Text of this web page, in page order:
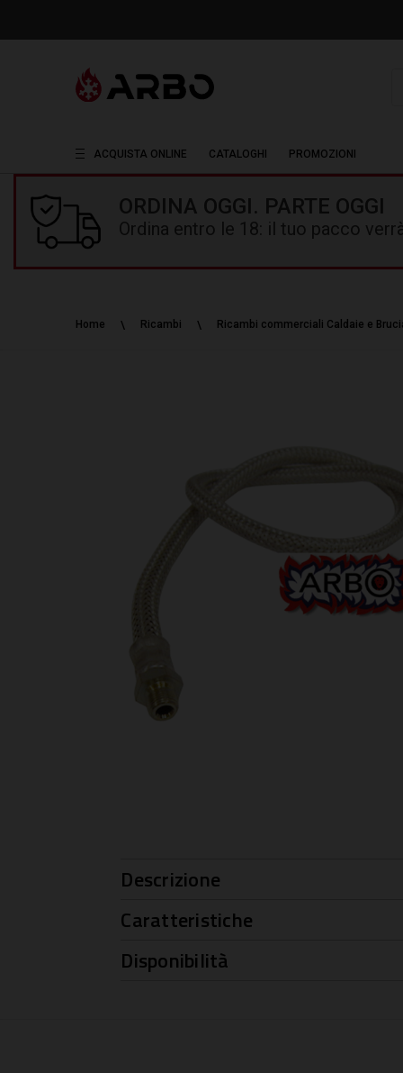
ACQUISTA ONLINE CATALOGHI PROMOZIONI
ORDINA OGGI. PARTE OGGI
Ordina entro le 18: il tuo pacco
Home Ricambi Ricambi commerciali Caldaie e
Descrizione
Caratteristiche
Disponibilità